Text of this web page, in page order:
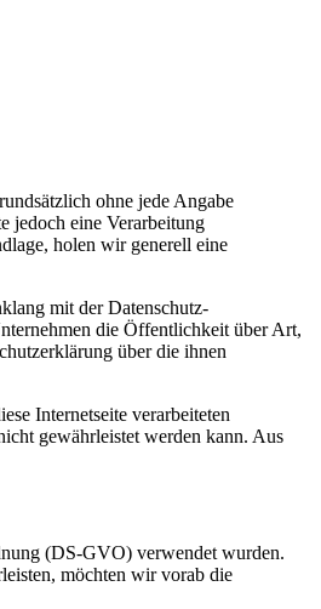
ohne jede Angabe
jedoch eine Verarbeitung
holen wir generell eine
mit der Datenschutz-
die Öffentlichkeit über Art,
über die ihnen
Internetseite verarbeiteten
gewährleistet werden kann. Aus
(DS-GVO) verwendet wurden.
möchten wir vorab die